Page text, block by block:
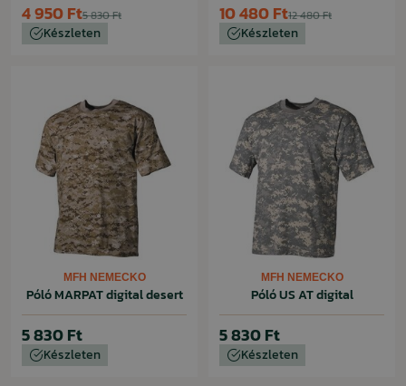
5 830 Ft
4 950 Ft
Készleten
12 480 Ft
10 480 Ft
Készleten
MFH NEMECKO
Póló MARPAT digital desert
5 830 Ft
Készleten
MFH NEMECKO
Póló US AT digital
5 830 Ft
Készleten